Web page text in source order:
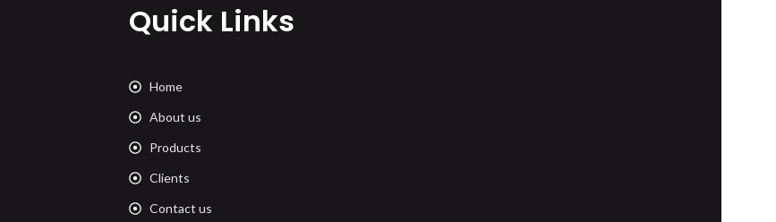
Quick Links
Home
About us
Products
Clients
Contact us